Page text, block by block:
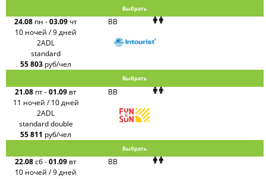
Выбрать
24.08 пн -03.09 чт
10 ночей / 9 дней
BB
2ADL
standard
55 803 руб/чел
Выбрать
21.08 пт-01.09 вт
11 ночей / 10 дней
BB
2ADL
standard double
55 811 руб/чел
Выбрать
22.08сб-01.09 вт
10 ночей / 9 дней
BB